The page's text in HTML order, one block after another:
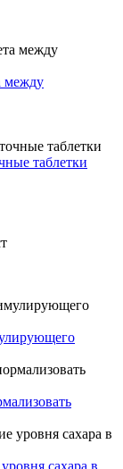
между
таблетки
сахара в